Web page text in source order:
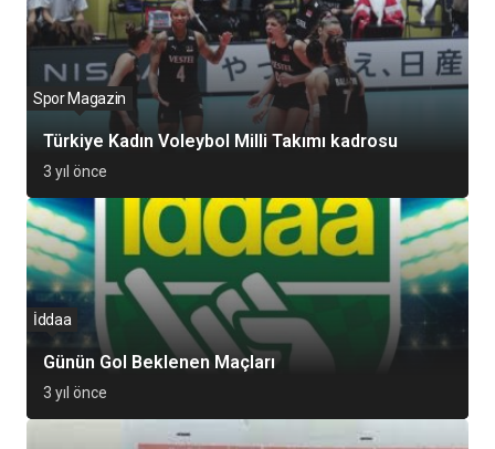
Türkiye Kadın Voleybol Milli Takımı kadrosu
Spor Magazin
3 yıl önce
Günün Gol Beklenen Maçları
İddaa
3 yıl önce